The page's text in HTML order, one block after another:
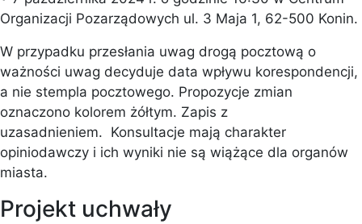
Organizacji Pozarządowych ul. 3 Maja 1, 62-500 Konin.
W przypadku przesłania uwag drogą pocztową o
ważności uwag decyduje data wpływu korespondencji,
a nie stempla pocztowego. Propozycje zmian
oznaczono kolorem żółtym. Zapis z
uzasadnieniem. Konsultacje mają charakter
opiniodawczy i ich wyniki nie są wiążące dla organów
miasta.
Projekt uchwały